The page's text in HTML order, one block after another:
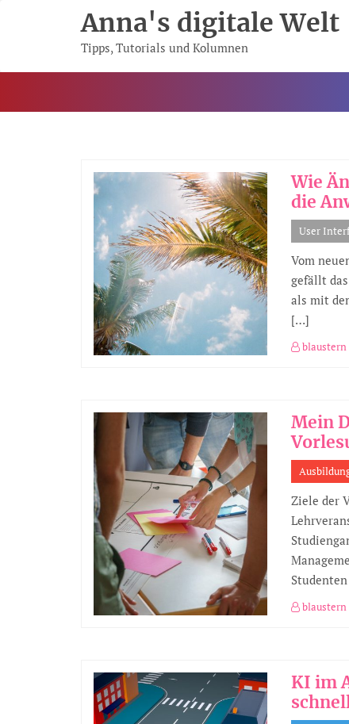
Anna's digitale Welt
Tipps, Tutorials und Kolumnen
Wie
die
User
Vom
gefällt
als mit
[…]
blaustern
Mein
Ziele der
blaustern
KI im